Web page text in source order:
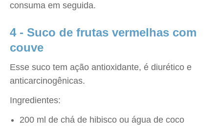
consuma em seguida.
4 - Suco de frutas vermelhas com
couve
Esse suco tem ação antioxidante, é diurético e
anticarcinogênicas.
Ingredientes:
200 ml de chá de hibisco ou água de coco